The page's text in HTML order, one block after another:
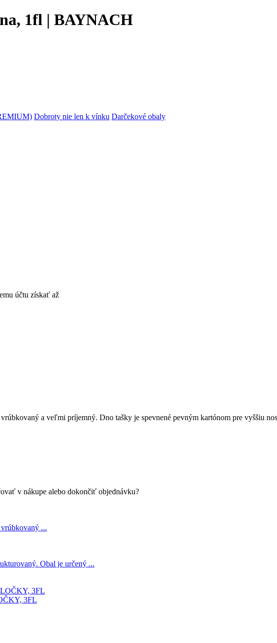
1fl | BAYNACH
Dobroty nie len k vínku Darčekové obaly
účtu získať až
a veľmi príjemný. Dno tašky je spevnené pevným kartónom pre vyššiu
v nákupe alebo dokončiť objednávku?
...
Obal je určený ...
3FL